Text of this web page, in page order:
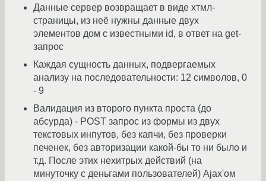
Данные сервер возвращает в виде хтмл-
страницы, из неё нужны данные двух
элементов дом с известными id, в ответ на get-
запрос
Каждая сущность данных, подвергаемых
анализу на последовательности: 12 символов, 0
- 9
Валидация из второго пункта проста (до
абсурда) - POST запрос из формы из двух
текстовых инпутов, без капчи, без проверки
печенек, без авторизации какой-бы то ни было и
т.д. После этих нехитрых действий (на
минуточку с деньгами пользователей) Ajax'ом